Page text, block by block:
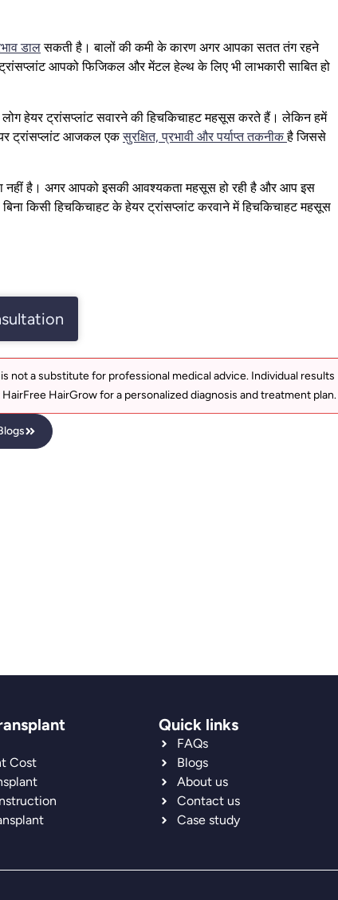
डालसकती है। बालों की कमी के कारण अगर आपका सतत तंग रहने
आपको फिजिकल और मेंटल हेल्थ के लिए भी लाभकारी साबित हो
हेयर ट्रांसप्लांट सवारने की हिचकिचाहट महसूस करते हैं। लेकिन हमें
ट्रांसप्लांट आजकल एकसुरक्षित, प्रभावी और पर्याप्त तकनीकहै जिससे
नहीं है। अगर आपको इसकी आवश्यकता महसूस हो रही है और आप इस
किसी हिचकिचाहट के हेयर ट्रांसप्लांट करवाने में हिचकिचाहट महसूस
not a substitute for professional medical advice. Individual results
HairGrow for a personalized diagnosis and treatment plan.
Cost
Quick links
FAQs
Blogs
About us
Contact us
Case study